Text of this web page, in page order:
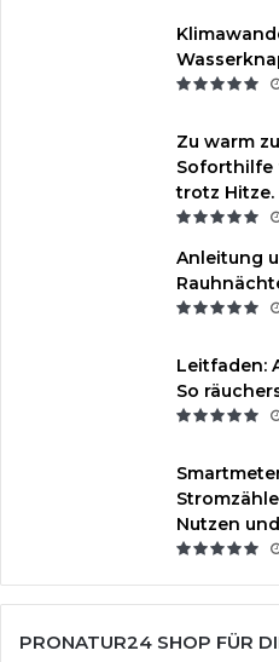
Zu warm
Soforthilfe
trotz Hitze.
Anleitung
Leitfaden:
So
Nutzen
PRONATUR24 SHOP FÜR